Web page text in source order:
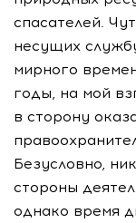
спасателей.
несущих
мирного
годы, на мой
в сторону
Безусловно,
стороны
однако время